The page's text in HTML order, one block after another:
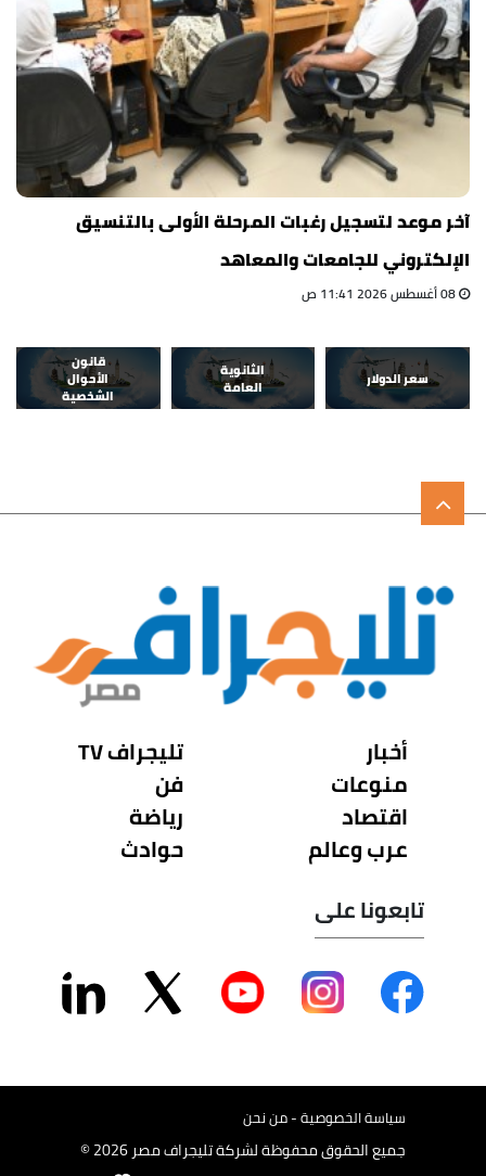
آخر موعد لتسجيل رغبات المرحلة الأولى بالتنسيق
الإلكتروني للجامعات والمعاهد
سعر الدولار
الثانوية
العامة
قانون
الأحوال
الشخصية
أخبار
منوعات
اقتصاد
عرب وعالم
تليجراف TV
فن
رياضة
حوادث
تابعونا على
سياسة الخصوصية - من نحن
جميع الحقوق محفوظة لشركة تليجراف مصر 2026 ©